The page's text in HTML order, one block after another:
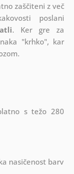
zaščiteni z več
poslani
. Ker gre za
"krhko", kar
s težo 280
nasičenost barv